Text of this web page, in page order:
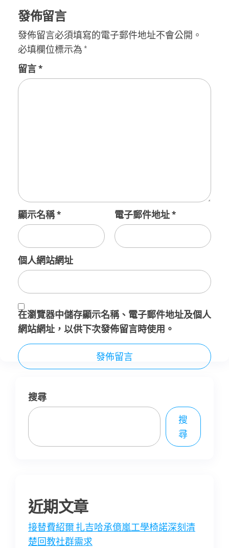
發佈留言
發佈留言必須填寫的電子郵件地址不會公開。
必填欄位標示為 *
留言*
顯示名稱* 電子郵件地址*
個人網站網址
在瀏覽器中儲存顯示名稱、電子郵件地址及個人
網站網址，以供下次發佈留言時使用。
搜尋
搜
尋
近期文章
接替費紹爾 扎吉哈承億嵐工學椅諾深刻清
楚回教社群需求